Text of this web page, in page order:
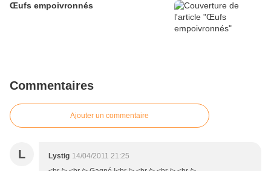
Œufs empoivronnés
Commentaires
Ajouter un commentaire
L Lystig 14/04/2011 21:25